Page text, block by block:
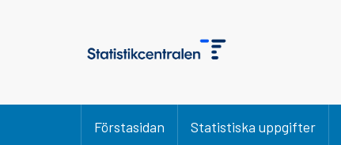
Förstasidan Statistiska uppgifter